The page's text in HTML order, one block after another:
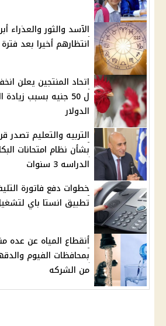
الآسد والثور والعذراء
انتظارهم أخيرا بعد
اتحاد المنتجين يعلن
ل 50 جنيه بسبب
الدولار
التربيه والتعليم
بشأن نظام امتحانات
الدراسه 3 سنوات
خطوات دفع فاتورة
تطبيق انستا باي
أنقطاع المياه عن عده
بمحافظات الفيوم
من الشركه